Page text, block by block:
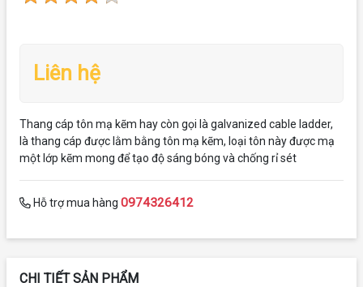
Liên hệ
Thang cáp tôn mạ kẽm hay còn gọi là galvanized cable ladder,
là thang cáp được lằm bằng tôn mạ kẽm, loại tôn này được mạ
một lớp kẽm mong để tạo độ sáng bóng và chống rỉ sét
Hỗ trợ mua hàng 0974326412
CHI TIẾT SẢN PHẨM